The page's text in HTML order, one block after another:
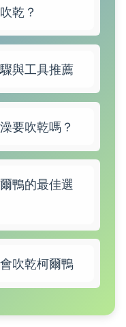
乾？
與工具推薦
要吹乾嗎？
鴨的最佳選
吹乾柯爾鴨